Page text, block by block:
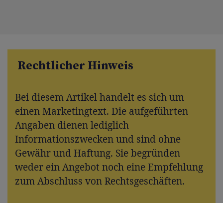
Rechtlicher Hinweis
Bei diesem Artikel handelt es sich um
einen Marketingtext. Die aufgeführten
Angaben dienen lediglich
Informationszwecken und sind ohne
Gewähr und Haftung. Sie begründen
weder ein Angebot noch eine Empfehlung
zum Abschluss von Rechtsgeschäften.